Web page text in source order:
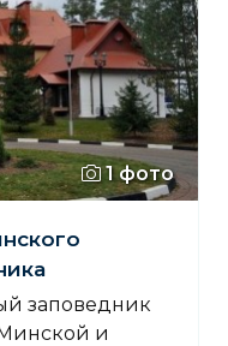
1 фото
заповедник
и